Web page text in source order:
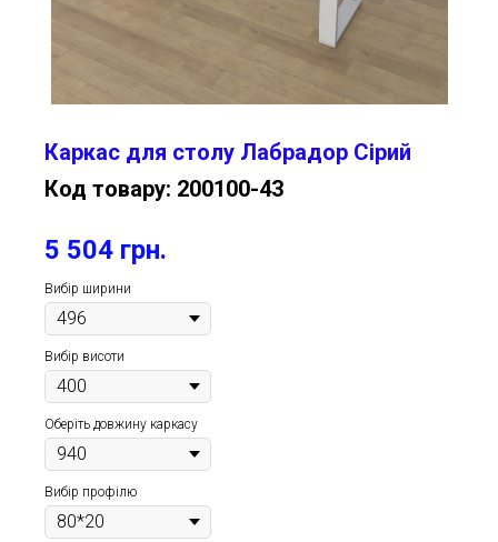
Каркас для столу Лабрадор Сірий
Код товару: 200100-43
5 504 грн.
Вибір ширини
Вибір висоти
Оберіть довжину каркасу
Вибір профілю